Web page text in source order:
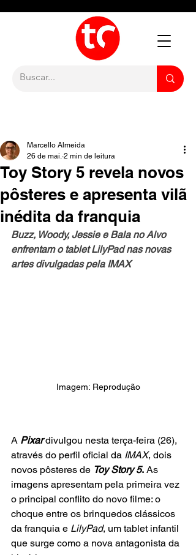
Toy Story 5 revela novos
pôsteres e apresenta vilã
inédita da franquia
Marcello Almeida
26 de mai. 2 min de leitura
Buzz, Woody, Jessie e Bala no Alvo
enfrentam o tablet LilyPad nas novas
artes divulgadas pela IMAX
Imagem: Reprodução
A Pixar divulgou nesta terça-feira (26),
através do perfil oficial da IMAX, dois
novos pôsteres de Toy Story 5. As
imagens apresentam pela primeira vez
o principal conflito do novo filme: o
choque entre os brinquedos clássicos
da franquia e LilyPad, um tablet infantil
que surge como a nova antagonista da